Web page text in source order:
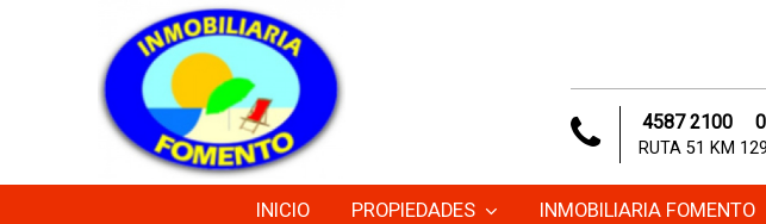
4587 2100
RUTA 51 KM
INICIO PROPIEDADES INMOBILIARIA FOMENTO